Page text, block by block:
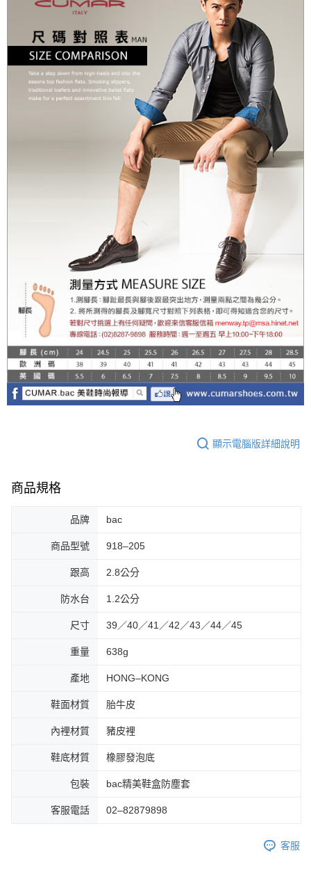
顯示電腦版詳細說明
商品規格
品牌 bac
商品型號 918–205
跟高 2.8公分
防水台 1.2公分
尺寸 39／40／41／42／43／44／45
重量 638g
產地 HONG–KONG
鞋面材質 胎牛皮
內裡材質 豬皮裡
鞋底材質 橡膠發泡底
包裝 bac精美鞋盒防塵套
客服電話 02–82879898
客服